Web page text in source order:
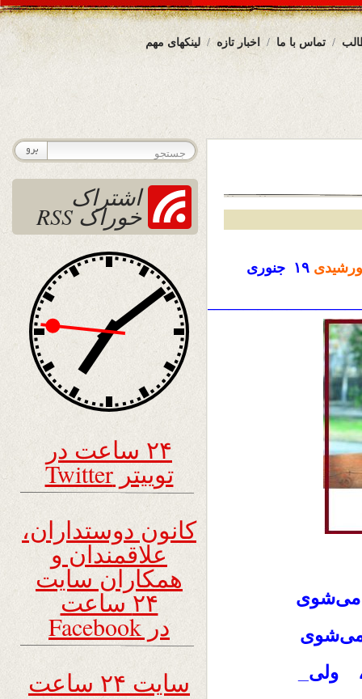
لینکهای مهم اخبار تازه تماس با ما
۱۹ جنوری
می‌شوی
می‌شوی
ولی_
اشتراک
خوراک RSS
۲۴ ساعت در
توییتر Twitter
کانون دوستداران،
علاقمندان و
همکاران سایت
۲۴ ساعت
در Facebook
سایت ۲۴ ساعت